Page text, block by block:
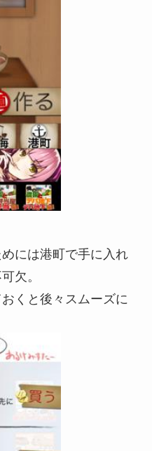
には港町で手に入れ
欠。
くと後々スムーズに